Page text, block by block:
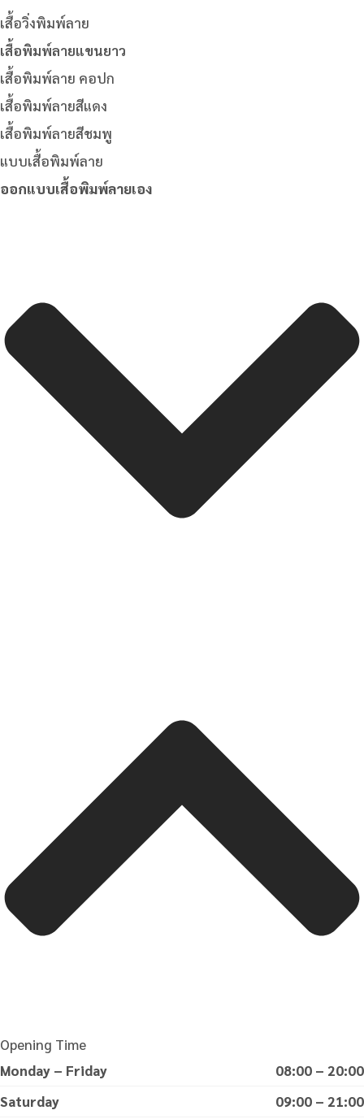
เสื้อวิ่งพิมพ์ลาย
เสื้อพิมพ์ลายแขนยาว
เสื้อพิมพ์ลาย คอปก
เสื้อพิมพ์ลายสีแดง
เสื้อพิมพ์ลายสีชมพู
แบบเสื้อพิมพ์ลาย
ออกแบบเสื้อพิมพ์ลายเอง
Opening Time
Monday – Friday
08:00 – 20:00
Saturday
09:00 – 21:00